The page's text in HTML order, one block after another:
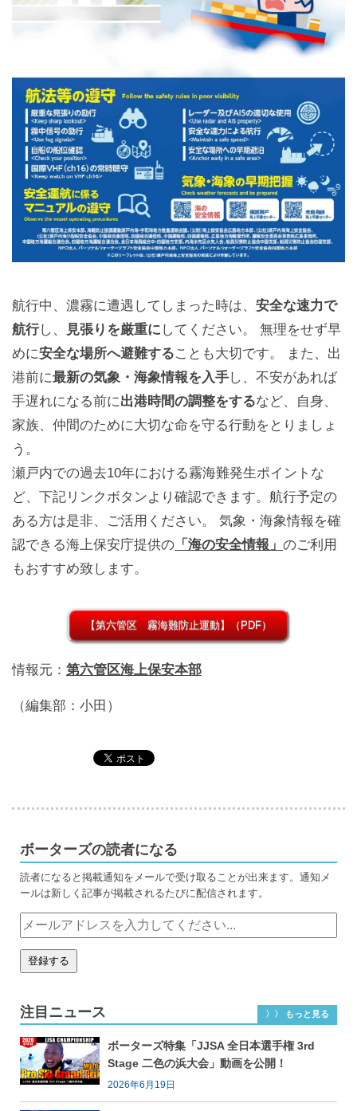
航行中、濃霧に遭遇してしまった時は、 安全な速力で
航行し、 見張りを厳重に してください。 無理をせず早
めに安全な場所へ避難することも大切です。 また、出
港前に最新の気象・海象情報を入手し、不安があれば
手遅れになる前に出港時間の調整をするなど、自身、
家族、仲間のために大切な命を守る行動をとりましょ
う。
瀬戸内での過去10年における霧海難発生ポイントな
ど、下記リンクボタンより確認できます。航行予定の
ある方は是非、ご活用ください。 気象・海象情報を確
認できる海上保安庁提供の 「海の安全情報」 のご利用
もおすすめ致します。
【第六管区 霧海難防止運動】（PDF）
情報元： 第六管区海上保安本部
（編集部：小田）
ボーターズの読者になる
読者になると掲載通知をメールで受け取ることが出来ます。通知メ
ールは新しく記事が掲載されるたびに配信されます。
注目ニュース 〉〉 もっと見る
ボーターズ特集「JJSA 全日本選手権 3rd
Stage 二色の浜大会」動画を公開！
2026年6月19日